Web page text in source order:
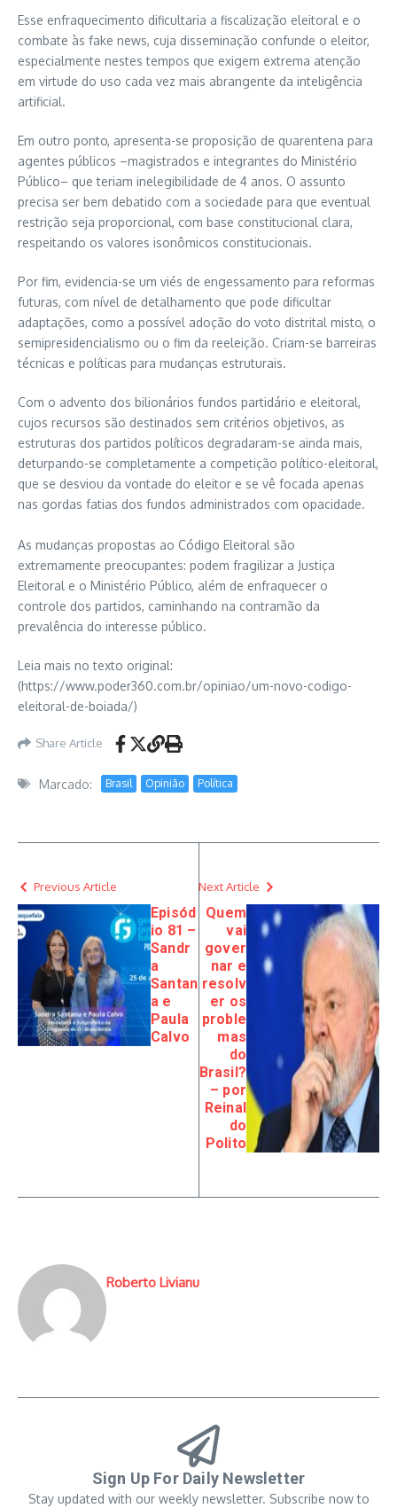
Esse enfraquecimento dificultaria a fiscalização eleitoral e o
combate às fake news, cuja disseminação confunde o eleitor,
especialmente nestes tempos que exigem extrema atenção
em virtude do uso cada vez mais abrangente da inteligência
artificial.
Em outro ponto, apresenta-se proposição de quarentena para
agentes públicos –magistrados e integrantes do Ministério
Público– que teriam inelegibilidade de 4 anos. O assunto
precisa ser bem debatido com a sociedade para que eventual
restrição seja proporcional, com base constitucional clara,
respeitando os valores isonômicos constitucionais.
Por fim, evidencia-se um viés de engessamento para reformas
futuras, com nível de detalhamento que pode dificultar
adaptações, como a possível adoção do voto distrital misto, o
semipresidencialismo ou o fim da reeleição. Criam-se barreiras
técnicas e políticas para mudanças estruturais.
Com o advento dos bilionários fundos partidário e eleitoral,
cujos recursos são destinados sem critérios objetivos, as
estruturas dos partidos políticos degradaram-se ainda mais,
deturpando-se completamente a competição político-eleitoral,
que se desviou da vontade do eleitor e se vê focada apenas
nas gordas fatias dos fundos administrados com opacidade.
As mudanças propostas ao Código Eleitoral são
extremamente preocupantes: podem fragilizar a Justiça
Eleitoral e o Ministério Público, além de enfraquecer o
controle dos partidos, caminhando na contramão da
prevalência do interesse público.
Leia mais no texto original:
(https://www.poder360.com.br/opiniao/um-novo-codigo-
eleitoral-de-boiada/)
Share Article
Marcado: Brasil Opinião Política
Previous Article
Episód
io 81 –
Sandr
a
Santan
a e
Paula
Calvo
Next Article
Quem
vai
gover
nar e
resolv
er os
proble
mas
do
Brasil?
– por
Reinal
do
Polito
Roberto Livianu
Sign Up For Daily Newsletter
Stay updated with our weekly newsletter. Subscribe now to